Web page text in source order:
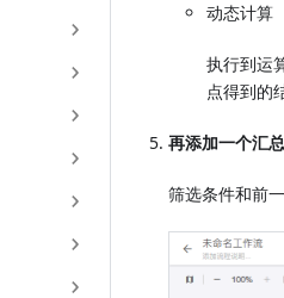
动态计算
执行到运
点得到的
再添加一个汇
筛选条件和前